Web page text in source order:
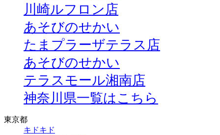
川崎ルフロン店
あそびのせかい
たまプラーザテラス店
あそびのせかい
テラスモール湘南店
神奈川県一覧はこちら
東京都
キドキド